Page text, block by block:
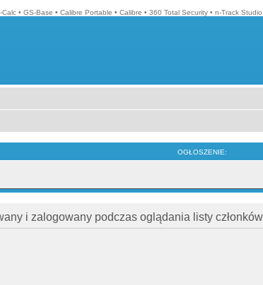
Calc • GS-Base • Calibre Portable • Calibre • 360 Total Security • n-Track Studio
OGŁOSZENIE:
i zalogowany podczas oglądania listy